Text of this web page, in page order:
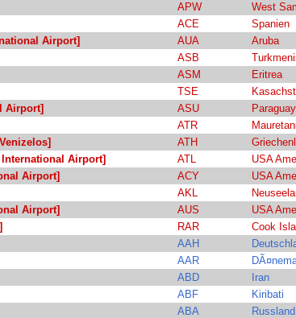
APW
West
ACE
Spanien
Airport]
AUA
Aruba
ASB
ASM
Eritrea
TSE
Airport]
ASU
Paraguay
ATR
ATH
Airport]
ATL
USA
Airport]
ACY
USA
AKL
Airport]
AUS
USA
RAR
Cook
AAH
AAR
ABD
Iran
ABF
Kiribati
ABA
Russland